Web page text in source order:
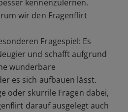
kennenzulernen.
wir den Fragenflirt
Fragespiel: Es
und schafft aufgrund
wunderbare
es sich aufbauen lässt.
oder skurrile Fragen dabei,
darauf ausgelegt auch